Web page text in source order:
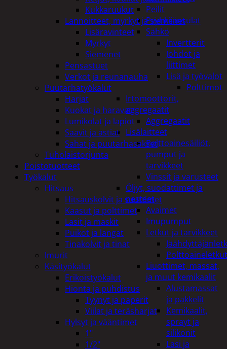
Peilit
Pyyhkijänsulat
Sähkö
Invertterit
Johdot ja
liittimet
Lisä ja työvalot
Polttimot
Irtomoottorit,
aggregaatit
Aggregaatit
Lisälaitteet
Polttoainesäiliöt,
pumput ja
tarvikkeet
Vinssit ja varusteet
Öljyt, suodattimet ja
nesteet
Avaimet
Imupumput
Letkut ja tarvikkeet
Polttoaineletkut
Liuottimet, massat,
ja muut kemikaalit
Alustamassat
ja pakkelit
Kemikaalit,
sprayt ja
silikonit
Lasi ja
Kukkaruukut
Lannoitteet, myrkyt ja siemenet
Lisäravinteet
Myrkyt
Siemenet
Pensastuet
Verkot ja reunanauha
Puutarhatyökalut
Harjat
Kuokat ja haravat
Lumikolat ja lapiot
Saavit ja astiat
Sahat ja puutarhasakset
Tuholaistorjunta
Poistotuotteet
Työkalut
Hitsaus
Hitsauskolvit ja suuttimet
Kaasut ja polttimet
Lasit ja maskit
Puikot ja langat
Tinakolvit ja tinat
Imurit
Käsityökalut
Erikoistyökalut
Hionta ja puhdistus
Tyynyt ja paperit
Viilat ja teräsharjat
Hylsyt ja vääntimet
1"
1/2"